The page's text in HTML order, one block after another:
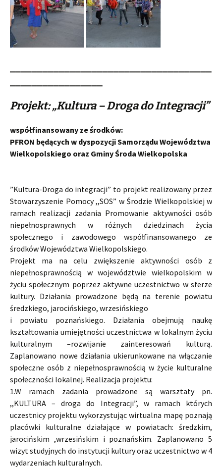
Projekt: „Kultura – Droga do Integracji”
współfinansowany ze środków:
PFRON będących w dyspozycji Samorządu Województwa
Wielkopolskiego oraz Gminy Środa Wielkopolska
”Kultura-Droga do integracji” to projekt realizowany przez
Stowarzyszenie Pomocy ,,SOS” w Środzie Wielkopolskiej w
ramach realizacji zadania Promowanie aktywności osób
niepełnosprawnych w różnych dziedzinach życia
społecznego i zawodowego współfinansowanego ze
środków Województwa Wielkopolskiego.
Projekt ma na celu zwiększenie aktywności osób z
niepełnosprawnością w województwie wielkopolskim w
życiu społecznym poprzez aktywne uczestnictwo w sferze
kultury. Działania prowadzone będą na terenie powiatu
średzkiego, jarocińskiego, wrzesińskiego
i powiatu poznańskiego. Działania obejmują naukę
kształtowania umiejętności uczestnictwa w lokalnym życiu
kulturalnym –rozwijanie zainteresowań kulturą.
Zaplanowano nowe działania ukierunkowane na włączanie
społeczne osób z niepełnosprawnością w życie kulturalne
społeczności lokalnej. Realizacja projektu:
1.W ramach zadania prowadzone są warsztaty pn.
,,KULTURA – droga do Integracji”, w ramach których
uczestnicy projektu wykorzystując wirtualna mapę poznają
placówki kulturalne działające w powiatach: średzkim,
jarocińskim ,wrzesińskim i poznańskim. Zaplanowano 5
wizyt studyjnych do instytucji kultury oraz uczestnictwo w 4
wydarzeniach kulturalnych.